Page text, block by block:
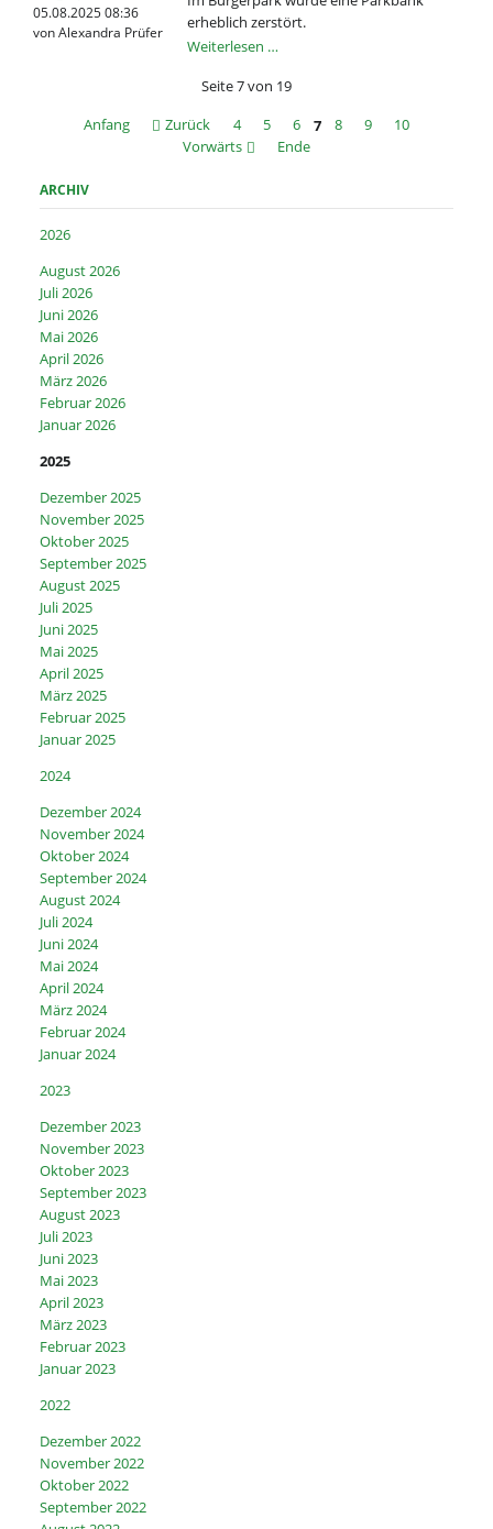
05.08.2025 08:36
von Alexandra Prüfer
erheblich zerstört.
Weiterlesen …Parkbank
Brunnen
zerstört
Seite 7 von 19
Anfang
Zurück 4 5 6 7 8 9
10
Vorwärts
Ende
ARCHIV
2026
August 2026
Juli 2026
Juni 2026
Mai 2026
April 2026
März 2026
Februar 2026
Januar 2026
2025
Dezember 2025
November 2025
Oktober 2025
September 2025
August 2025
Juli 2025
Juni 2025
Mai 2025
April 2025
März 2025
Februar 2025
Januar 2025
2024
Dezember 2024
November 2024
Oktober 2024
September 2024
August 2024
Juli 2024
Juni 2024
Mai 2024
April 2024
März 2024
Februar 2024
Januar 2024
2023
Dezember 2023
November 2023
Oktober 2023
September 2023
August 2023
Juli 2023
Juni 2023
Mai 2023
April 2023
März 2023
Februar 2023
Januar 2023
2022
Dezember 2022
November 2022
Oktober 2022
September 2022